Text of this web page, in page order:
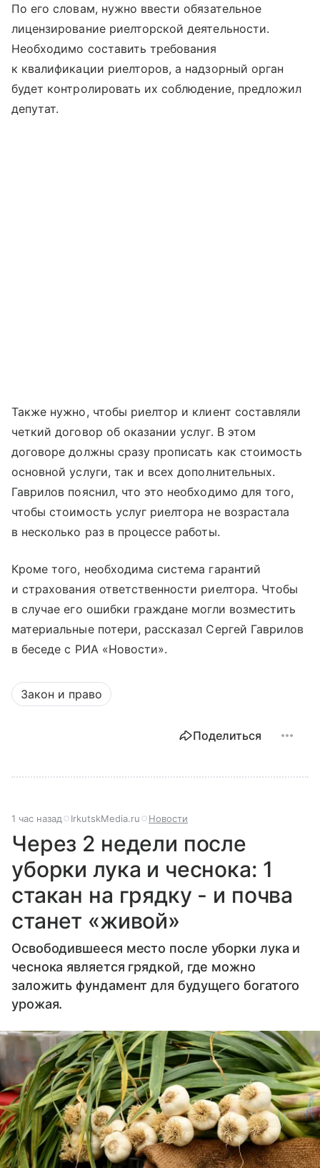
По его словам, нужно ввести обязательное
лицензирование риелторской деятельности.
Необходимо составить требования
к квалификации риелторов, а надзорный орган
будет контролировать их соблюдение, предложил
депутат.
Также нужно, чтобы риелтор и клиент составляли
четкий договор об оказании услуг. В этом
договоре должны сразу прописать как стоимость
основной услуги, так и всех дополнительных.
Гаврилов пояснил, что это необходимо для того,
чтобы стоимость услуг риелтора не возрастала
в несколько раз в процессе работы.
Кроме того, необходима система гарантий
и страхования ответственности риелтора. Чтобы
в случае его ошибки граждане могли возместить
материальные потери, рассказал Сергей Гаврилов
в беседе с РИА «Новости».
Закон и право
Поделиться
1 час назад IrkutskMedia.ru Новости
Через 2 недели после
уборки лука и чеснока: 1
стакан на грядку - и почва
станет «живой»
Освободившееся место после уборки лука и
чеснока является грядкой, где можно
заложить фундамент для будущего богатого
урожая.